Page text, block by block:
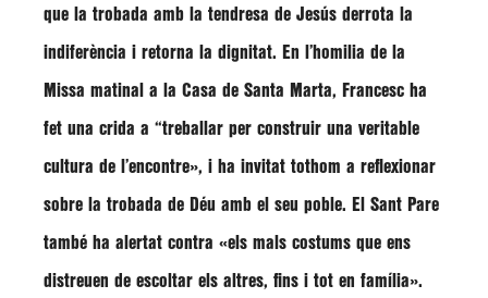
que la trobada amb la tendresa de Jesús derrota la
indiferència i retorna la dignitat. En l’homilia de la
Missa matinal a la Casa de Santa Marta, Francesc ha
fet una crida a “treballar per construir una veritable
cultura de l’encontre», i ha invitat tothom a reflexionar
sobre la trobada de Déu amb el seu poble. El Sant Pare
també ha alertat contra «els mals costums que ens
distreuen de escoltar els altres, fins i tot en família».